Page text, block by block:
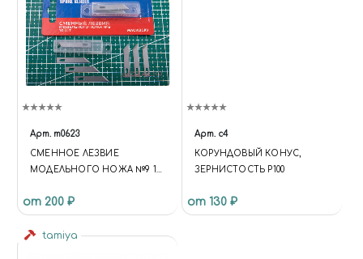
Арт. m0623
СМЕННОЕ ЛЕЗВИЕ
МОДЕЛЬНОГО НОЖА №9 10
от 200 ₽
Арт. c4
КОРУНДОВЫЙ КОНУС,
ЗЕРНИСТОСТЬ P100
от 130 ₽
tamiya